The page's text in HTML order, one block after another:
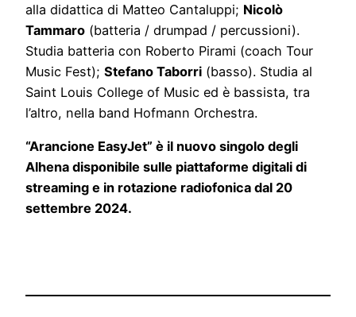
alla didattica di Matteo Cantaluppi; Nicolò
Tammaro (batteria / drumpad / percussioni).
Studia batteria con Roberto Pirami (coach Tour
Music Fest); Stefano Taborri (basso). Studia al
Saint Louis College of Music ed è bassista, tra
l’altro, nella band Hofmann Orchestra.
“Arancione EasyJet” è il nuovo singolo degli
Alhena disponibile sulle piattaforme digitali di
streaming e in rotazione radiofonica dal 20
settembre 2024.